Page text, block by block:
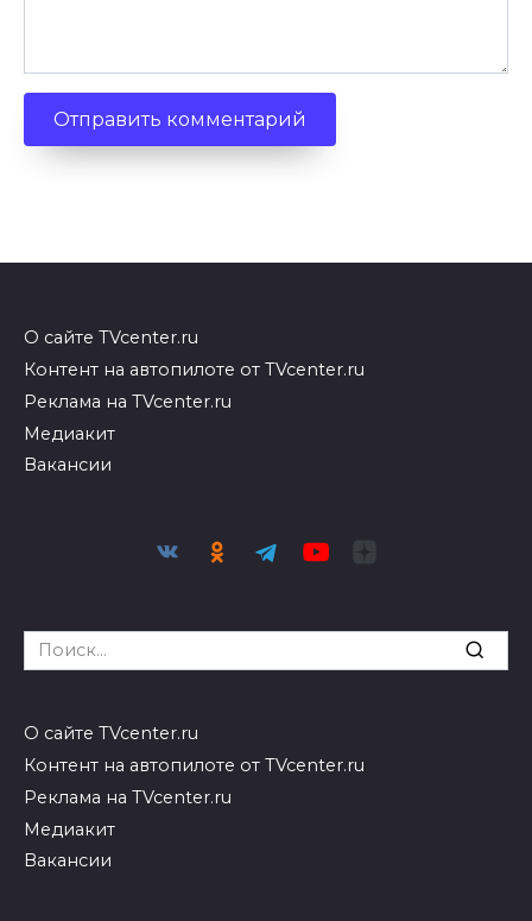
О сайте TVcenter.ru
Контент на автопилоте от TVcenter.ru
Реклама на TVcenter.ru
Медиакит
Вакансии
Search
for:
О сайте TVcenter.ru
Контент на автопилоте от TVcenter.ru
Реклама на TVcenter.ru
Медиакит
Вакансии